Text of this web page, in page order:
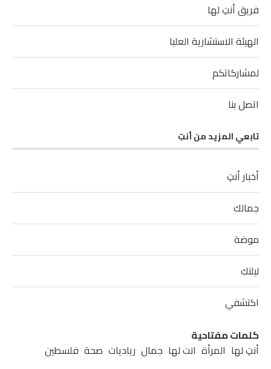
فريق أنتِ لها
الهيئة الاستشارية العليا
لمشاركاتكم
اتصل بنا
تابعي المزيد من أنتِ
أخبار أنتِ
جمالك
موضة
ليلتك
اكتشفي
كلمات مفتاحية
أنتِ لها المرأة انت لها جمال رياديات صحة فلسطين